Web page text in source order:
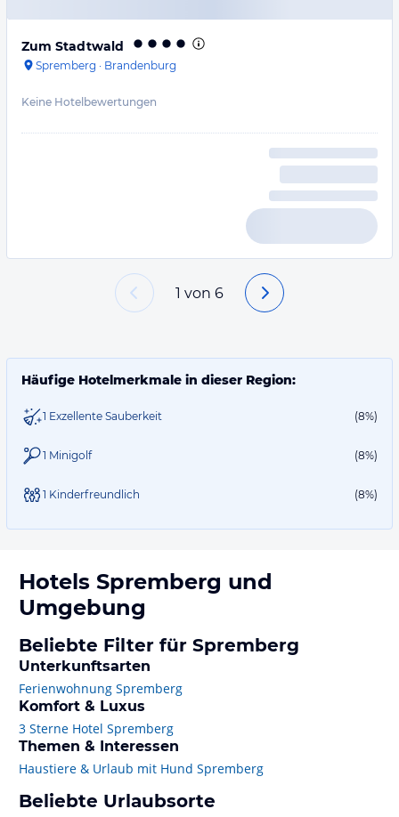
Zum Stadtwald
Spremberg · Brandenburg
Keine Hotelbewertungen
1 von 6
Häufige Hotelmerkmale in dieser Region:
1 Exzellente Sauberkeit (8%)
1 Minigolf (8%)
1 Kinderfreundlich (8%)
Hotels Spremberg und
Umgebung
Beliebte Filter für Spremberg
Unterkunftsarten
Ferienwohnung Spremberg
Komfort & Luxus
3 Sterne Hotel Spremberg
Themen & Interessen
Haustiere & Urlaub mit Hund Spremberg
Beliebte Urlaubsorte